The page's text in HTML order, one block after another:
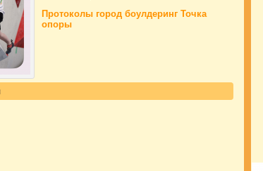
Протоколы город боулдеринг Точка
опоры